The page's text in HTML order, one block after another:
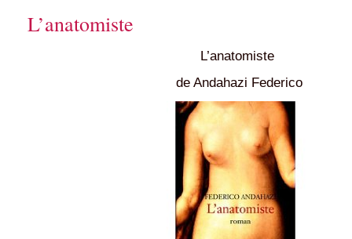
L’anatomiste
L’anatomiste
de Andahazi Federico